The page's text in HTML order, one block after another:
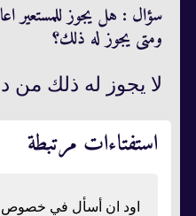
سؤال : هل يجوز للمستعير
ومتى يجوز له ذلك؟
لا يجوز له ذلك من
استفتاءات مرتبطة
اود ان أسأل في